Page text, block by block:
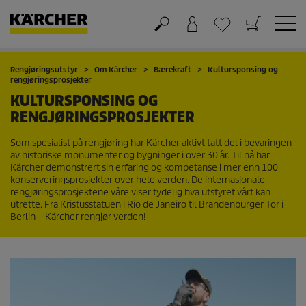
Handlekurv
Ønskeliste
Rengjøringsutstyr Om Kärcher Bærekraft
Kultursponsing og
rengjøringsprosjekter
KULTURSPONSING OG
RENGJØRINGSPROSJEKTER
Som spesialist på rengjøring har Kärcher aktivt tatt del i bevaringen
av historiske monumenter og bygninger i over 30 år. Til nå har
Kärcher demonstrert sin erfaring og kompetanse i mer enn 100
konserveringsprosjekter over hele verden. De internasjonale
rengjøringsprosjektene våre viser tydelig hva utstyret vårt kan
utrette. Fra Kristusstatuen i Rio de Janeiro til Brandenburger Tor i
Berlin – Kärcher rengjør verden!